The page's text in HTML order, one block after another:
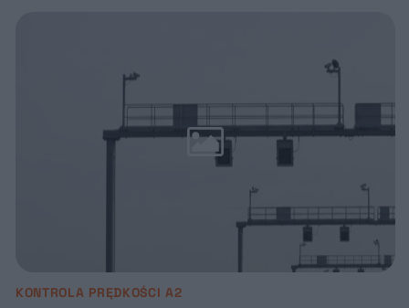
KONTROLA PRĘDKOŚCI A2